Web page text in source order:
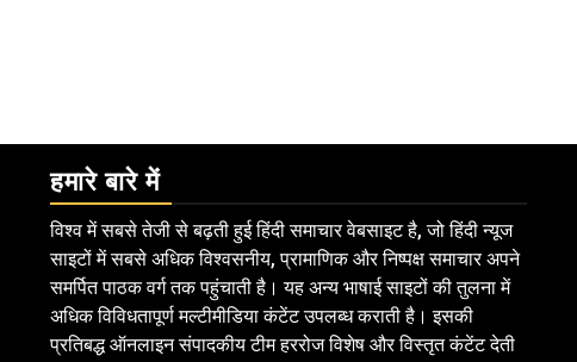
हमारे बारे में
विश्व में सबसे तेजी से बढ़ती हुई हिंदी समाचार वेबसाइट है, जो हिंदी न्यूज
साइटों में सबसे अधिक विश्वसनीय, प्रामाणिक और निष्पक्ष समाचार अपने
समर्पित पाठक वर्ग तक पहुंचाती है। यह अन्य भाषाई साइटों की तुलना में
अधिक विविधतापूर्ण मल्टीमीडिया कंटेंट उपलब्ध कराती है। इसकी
प्रतिबद्ध ऑनलाइन संपादकीय टीम हररोज विशेष और विस्तृत कंटेंट देती